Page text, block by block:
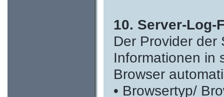
10. Server-Log-
Der Provider der
Informationen in
Browser
• Browsertyp/